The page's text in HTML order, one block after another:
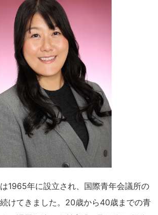
1965年に設立され、国際青年会議所の
けてきました。20歳から40歳までの青